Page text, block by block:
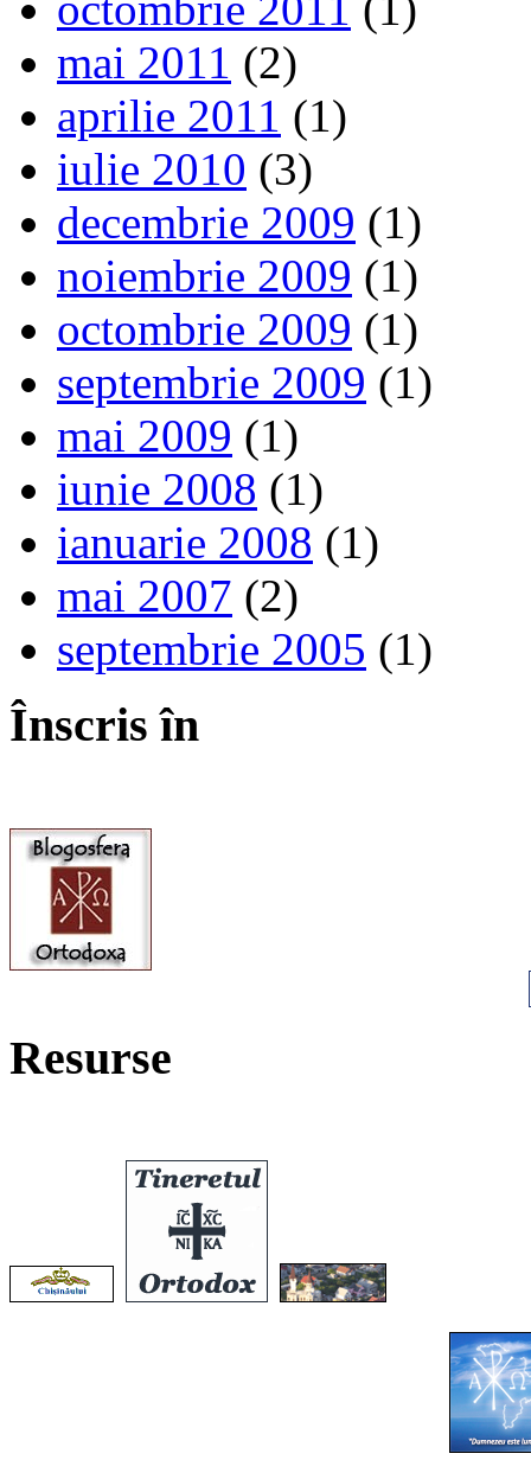
mai 2011 (2)
aprilie 2011 (1)
iulie 2010 (3)
decembrie 2009 (1)
noiembrie 2009 (1)
octombrie 2009 (1)
septembrie 2009 (1)
mai 2009 (1)
iunie 2008 (1)
ianuarie 2008 (1)
mai 2007 (2)
septembrie 2005 (1)
Înscris în
Resurse